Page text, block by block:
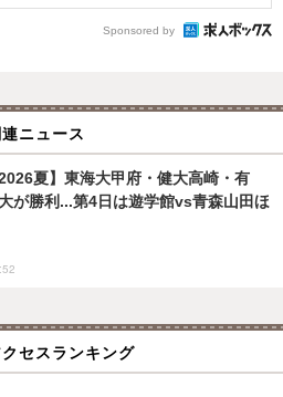
Sponsored by
連ニュース
2026夏】東海大甲府・健大高崎・有
が勝利...第4日は遊学館vs青森山田ほ
セスランキング